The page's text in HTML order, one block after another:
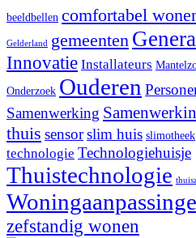
beeldbellen comfortabel
Gelderland gemeenten
Innovatie Installateurs
Onderzoek Ouderen
Samenwerking
thuis sensorslim huis slimotheek
technologie Technologiehuisje
Thuistechnologie
zefstandig wonen